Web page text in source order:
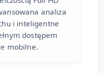
analiza
i inteligentne
dostępem
mobilne.